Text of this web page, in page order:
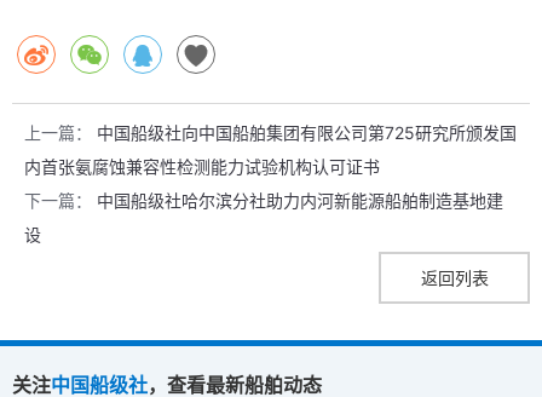
上一篇：
中国船级社向中国船舶集团有限公司第725研究所颁发国
内首张氨腐蚀兼容性检测能力试验机构认可证书
下一篇：
中国船级社哈尔滨分社助力内河新能源船舶制造基地建
设
返回列表
关注中国船级社，查看最新船舶动态